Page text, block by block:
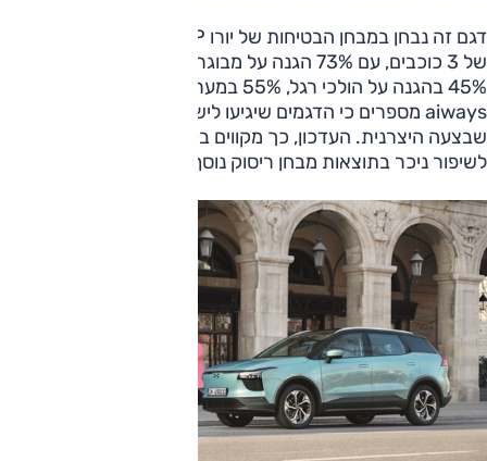
45% בהגנה על הולכי רגל, 55% במערכות הבטיחות. ב-
aiways מספרים כי הדגמים שיגיעו לישראל הם לאחר עדכון
שבצעה היצרנית. העדכון, כך מקווים בקרב היבואנית, צפוי להביא
לשיפור ניכר בתוצאות מבחן ריסוק נוסף שיערך לדגם המעודכן.